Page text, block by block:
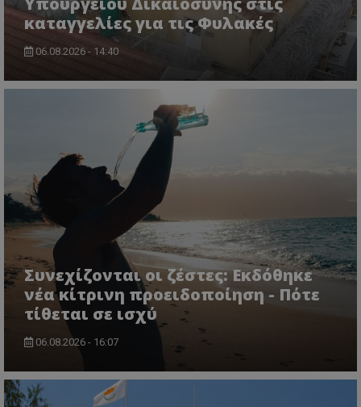
καταγγελίες για τις Φυλακές
06.08.2026 - 14:40
Συνεχίζονται οι ζέστες: Εκδόθηκε
νέα κίτρινη προειδοποίηση - Πότε
τίθεται σε ισχύ
06.08.2026 - 16:07